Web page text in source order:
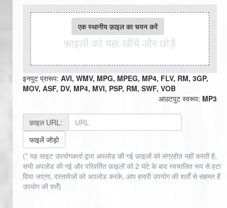
एक स्थानीय फ़ाइल का चयन करें
फ़ाइलों को यहां खींचें और छोड़ें
इनपुट प्रारूप: AVI, WMV, MPG, MPEG, MP4, FLV, RM, 3GP,
MOV, ASF, DV, MP4, MVI, PSP, RM, SWF, VOB
आउटपुट स्वरूप: MP3
फ़ाइल URL:
फाइलें जोड़ो
(* यह साइट उपयोगकर्ता द्वारा अपलोड की गई फ़ाइलों को संग्रहीत नहीं करती है,
सभी अपलोड की गई और परिवर्तित फ़ाइलों को 2 घंटे के बाद स्वचालित रूप से हटा
दिया जाएगा, दस्तावेजों को अपलोड करके, आप हमारी उपयोग की शर्तों से सहमत हैं
उपयोग की शर्तें)